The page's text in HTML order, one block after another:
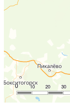
10
0 20 30